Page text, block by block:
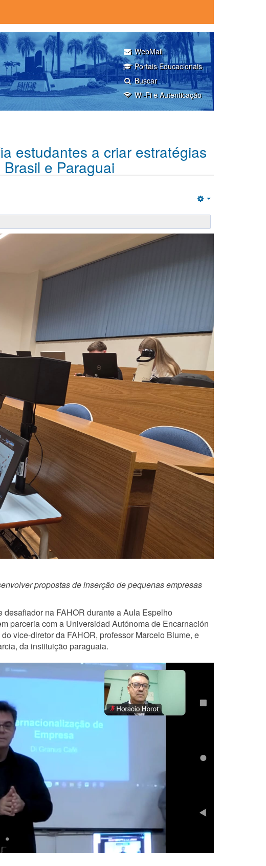
WebMail
Portais Educacionais
Buscar
Wi-Fi e Autenticação
estudantes a criar estratégias
e Paraguai
propostas de inserção de pequenas empresas
na FAHOR durante a Aula Espelho
parceria com a Universidad Autónoma de Encarnación
vice-diretor da FAHOR, professor Marcelo Blume, e
da instituição paraguaia.